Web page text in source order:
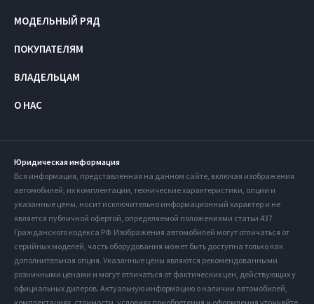
МОДЕЛЬНЫЙ РЯД
ПОКУПАТЕЛЯМ
ВЛАДЕЛЬЦАМ
О НАС
Юридическая информация
Вся информация, представленная на данном сайте, включая изображения
автомобилей, их комплектации, технические характеристики, опции и
указанные цены, носит исключительно информационный характер и не
является публичной офертой, определяемой положениями статьи 437
Гражданского кодекса РФ. Изображения автомобилей могут отличаться от
серийных моделей, часть оборудования может быть доступна только как
дополнительная опция. Указанные цены являются рекомендованными
розничными ценами и могут отличаться от фактических цен, действующих у
официальных дилеров. Актуальную информацию о наличии автомобилей,